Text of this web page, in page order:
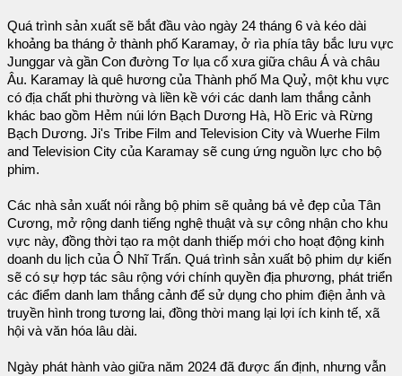
Quá trình sản xuất sẽ bắt đầu vào ngày 24 tháng 6 và kéo dài
khoảng ba tháng ở thành phố Karamay, ở rìa phía tây bắc lưu vực
Junggar và gần Con đường Tơ lụa cổ xưa giữa châu Á và châu
Âu. Karamay là quê hương của Thành phố Ma Quỷ, một khu vực
có địa chất phi thường và liền kề với các danh lam thắng cảnh
khác bao gồm Hẻm núi lớn Bạch Dương Hà, Hồ Eric và Rừng
Bạch Dương. Ji's Tribe Film and Television City và Wuerhe Film
and Television City của Karamay sẽ cung ứng nguồn lực cho bộ
phim.
Các nhà sản xuất nói rằng bộ phim sẽ quảng bá vẻ đẹp của Tân
Cương, mở rộng danh tiếng nghệ thuật và sự công nhận cho khu
vực này, đồng thời tạo ra một danh thiếp mới cho hoạt động kinh
doanh du lịch của Ô Nhĩ Trấn. Quá trình sản xuất bộ phim dự kiến
sẽ có sự hợp tác sâu rộng với chính quyền địa phương, phát triển
các điểm danh lam thắng cảnh để sử dụng cho phim điện ảnh và
truyền hình trong tương lai, đồng thời mang lại lợi ích kinh tế, xã
hội và văn hóa lâu dài.
Ngày phát hành vào giữa năm 2024 đã được ấn định, nhưng vẫn